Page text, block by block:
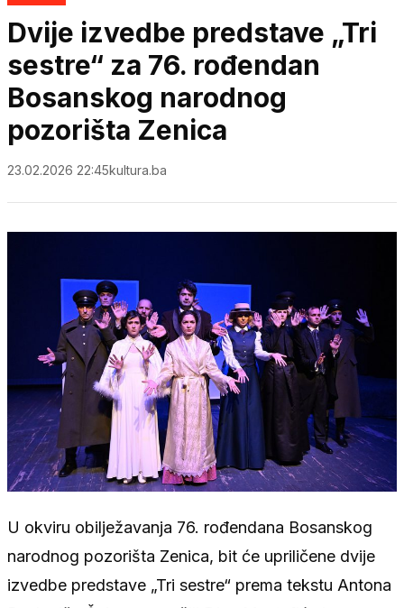
Dvije izvedbe predstave „Tri
sestre“ za 76. rođendan
Bosanskog narodnog
pozorišta Zenica
23.02.2026 22:45kultura.ba
U okviru obilježavanja 76. rođendana Bosanskog
narodnog pozorišta Zenica, bit će upriličene dvije
izvedbe predstave „Tri sestre“ prema tekstu Antona